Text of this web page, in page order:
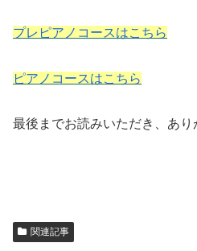
プレピアノコースはこちら
ピアノコースはこちら
最後までお読みいただき、あり
関連記事